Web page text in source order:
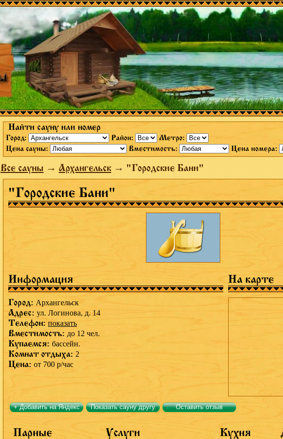
Найти сауну или номер
Город: Район:
Метро:
Цена сауны:
Вместимость: Цена номера:
Все сауны→Архангельск→ "Городские Бани"
"Городские Бани"
Информация На карте
Город: Архангельск
Адрес: ул. Логинова, д. 14
Телефон: показать
Вместимость: до 12 чел.
Купаемся: бассейн.
Комнат отдыха: 2
Цена: от 700 р/час
+ Добавить на Яндекс Показать сауну другу Оставить отзыв
Парные Услуги Кухня